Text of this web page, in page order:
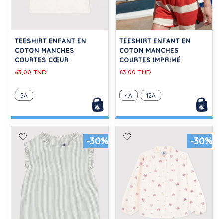
TEESHIRT ENFANT EN
COTON MANCHES
COURTES CŒUR
63,00 TND
3A
TEESHIRT ENFANT EN
COTON MANCHES
COURTES IMPRIMÉ
63,00 TND
4A 12A
-30% -30%